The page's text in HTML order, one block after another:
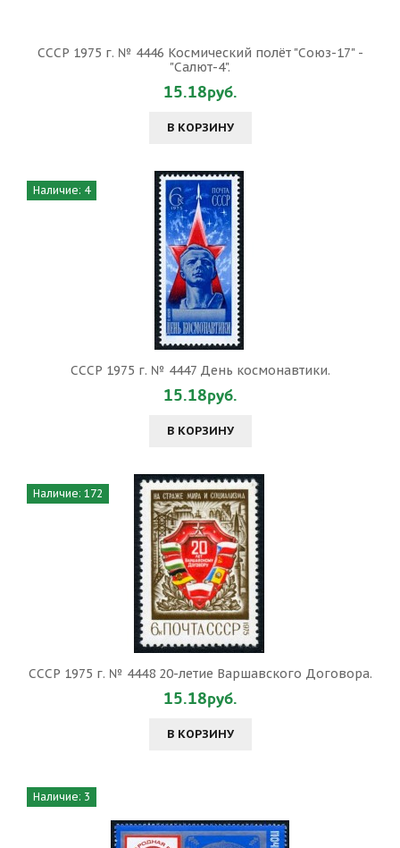
СССР 1975 г. № 4446 Космический полёт "Союз-17" -
"Салют-4".
15.18руб.
В КОРЗИНУ
Наличие: 4
СССР 1975 г. № 4447 День космонавтики.
15.18руб.
В КОРЗИНУ
Наличие: 172
СССР 1975 г. № 4448 20-летие Варшавского Договора.
15.18руб.
В КОРЗИНУ
Наличие: 3